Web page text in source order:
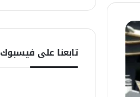
تابعنا على فيسبوك